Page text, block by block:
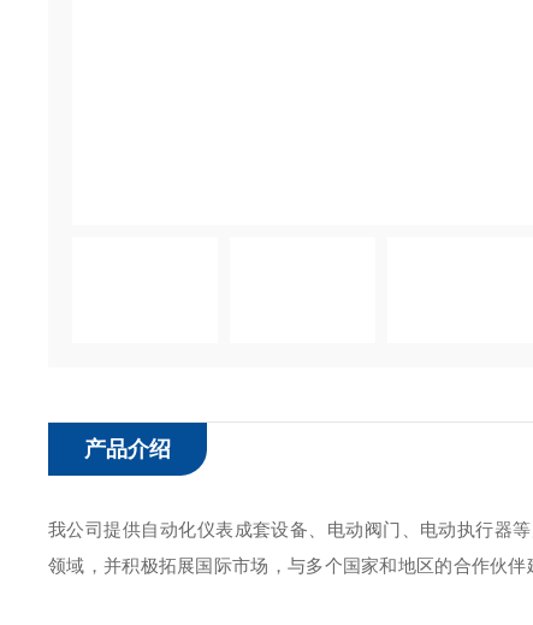
产品介绍
我公司提供自动化仪表成套设备、电动阀门、电动执行器
领域，并积极拓展国际市场，与多个国家和地区的合作伙